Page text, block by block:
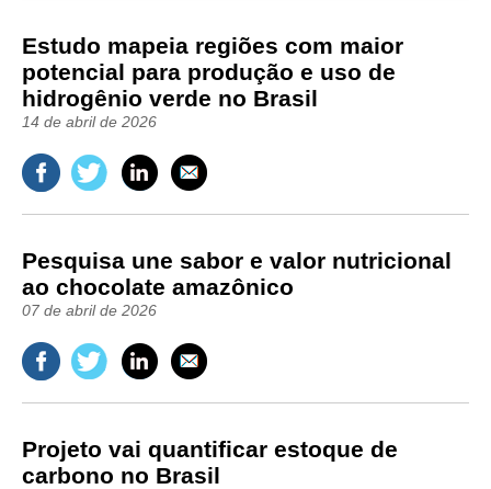
Estudo mapeia regiões com maior
potencial para produção e uso de
hidrogênio verde no Brasil
14 de abril de 2026
Pesquisa une sabor e valor nutricional
ao chocolate amazônico
07 de abril de 2026
Projeto vai quantificar estoque de
carbono no Brasil